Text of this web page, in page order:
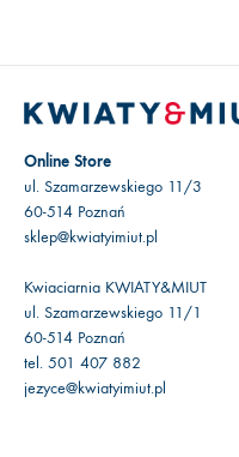
Online Store
ul. Szamarzewskiego 11/3
60-514 Poznań
sklep@kwiatyimiut.pl
Kwiaciarnia KWIATY&MIUT
ul. Szamarzewskiego 11/1
60-514 Poznań
tel. 501 407 882
jezyce@kwiatyimiut.pl